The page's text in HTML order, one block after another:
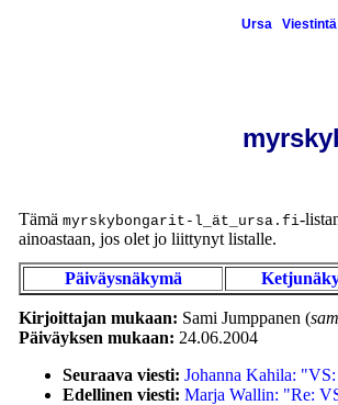
Ursa Viestintä
Tämä myrskybongarit-l_ät_ursa.fi-
ainoastaan, jos olet jo liittynyt listalle.
Päiväysnäkymä
Kirjoittajan mukaan: Sami Jumppanen (
Päiväyksen mukaan: 24.06.2004
Seuraava viesti: Johanna Kahila:
Edellinen viesti: Marja Wallin: "Re: